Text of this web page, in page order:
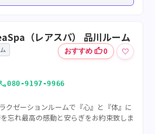
（レアスパ） 品川ルーム
おすすめ thumb_up0 ♡
call080-9197-9966
クゼーションルームで『心』と『体』に
忘れ最高の感動と安らぎをお約束致しま